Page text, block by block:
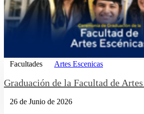
Facultades Artes Escenicas
Graduación de la Facultad de
26 de Junio de 2026